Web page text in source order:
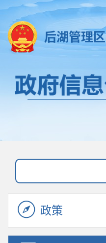
后湖管理区
政策